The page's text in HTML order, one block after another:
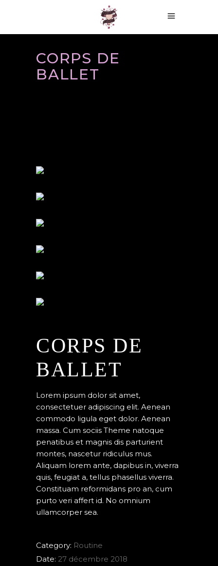
CORPS DE
BALLET
CORPS DE
BALLET
Lorem ipsum dolor sit amet,
consectetuer adipiscing elit. Aenean
commodo ligula eget dolor. Aenean
massa. Cum sociis Theme natoque
penatibus et magnis dis parturient
montes, nascetur ridiculus mus.
Aliquam lorem ante, dapibus in, viverra
quis, feugiat a, tellus phasellus viverra.
Constituam reformidans pro an, cum
purto veri affert id. No omnium
ullamcorper sea.
Category: Routine
Date: 27 décembre 2018